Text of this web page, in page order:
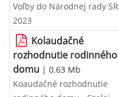
Voľby do Národnej rady SR
2023
Kolaudačné
rozhodnutie rodinného
domu | 0.63 Mb
Koaudačné rozhodnutie